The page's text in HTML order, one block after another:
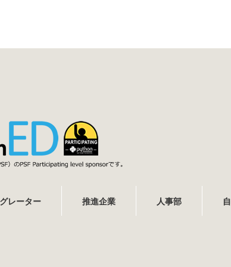
レーター 推進企業 人事部